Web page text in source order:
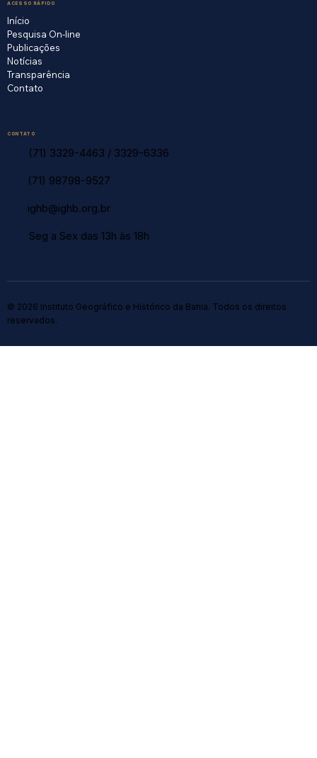
ACESSO RÁPIDO
Início
Pesquisa On-line
Publicações
Notícias
Transparência
Contato
CONTATO
(71) 3329-4463 / 3329-6336
(71) 98798-9527
ighb@ighb.org.br
Seg a Sex das 13h às 18h
© 2026 Instituto Geográfico e Histórico da Bahia. Todos os direitos
reservados.